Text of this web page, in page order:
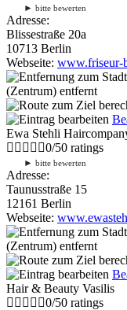
► bitte bewerten
Adresse:
Blissestraße 20a
10713 Berlin
Webseite: www.friseur-
(Zentrum) entfernt
Ewa Stehli
0/50 ratings
► bitte bewerten
Adresse:
Taunusstraße 15
12161 Berlin
Webseite:
(Zentrum) entfernt
Hair & Beauty Vasilis
0/50 ratings